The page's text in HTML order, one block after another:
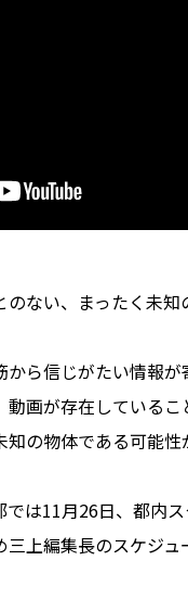
ない、まったく未
ら信じがたい情報が
画が存在している
の物体である可能性
は11月26日、都内
上編集長のスケジ